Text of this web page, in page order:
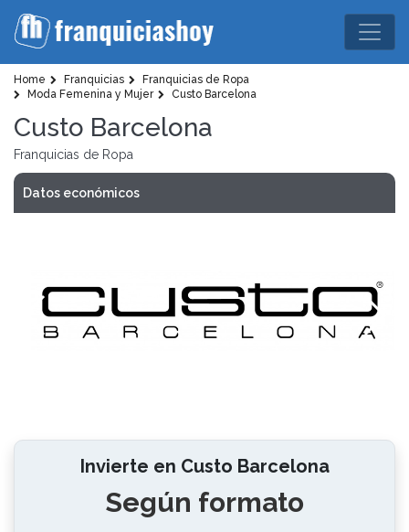
Home Franquicias
Franquicias de Ropa
Moda Femenina y Mujer
Custo Barcelona
Custo Barcelona
Franquicias de Ropa
Datos económicos
Invierte en Custo Barcelona
Según formato